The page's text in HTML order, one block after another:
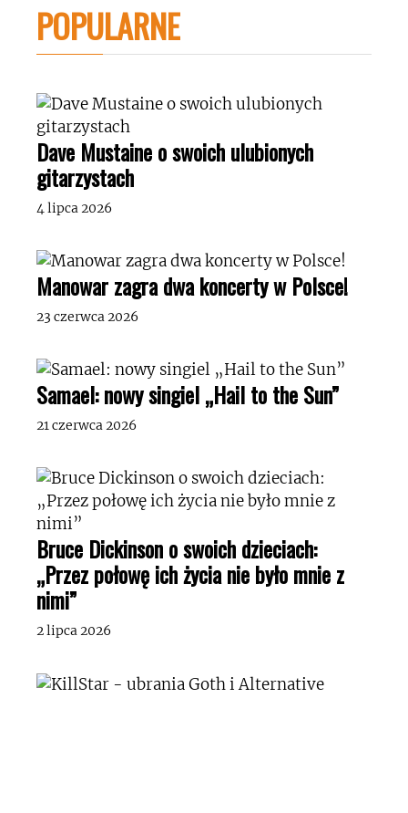
POPULARNE
Dave Mustaine o swoich ulubionych
gitarzystach
4 lipca 2026
Manowar zagra dwa koncerty w Polsce!
23 czerwca 2026
Samael: nowy singiel „Hail to the Sun”
21 czerwca 2026
Bruce Dickinson o swoich dzieciach:
„Przez połowę ich życia nie było mnie z
nimi”
2 lipca 2026